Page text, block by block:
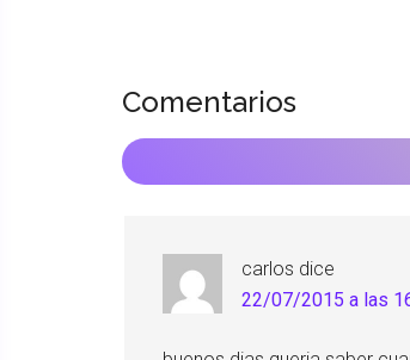
Comentarios
carlos dice
22/07/2015 a las